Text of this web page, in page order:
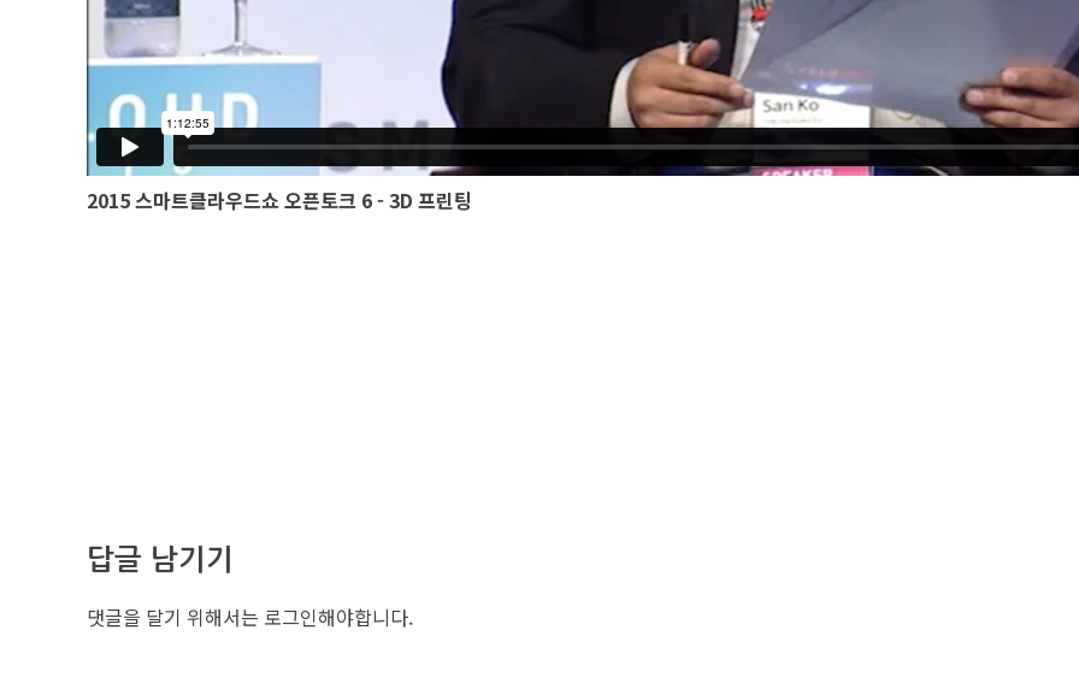
2015 스마트클라우드쇼 오픈토크 6 - 3D 프린팅
답글 남기기
댓글을 달기 위해서는 로그인해야합니다.